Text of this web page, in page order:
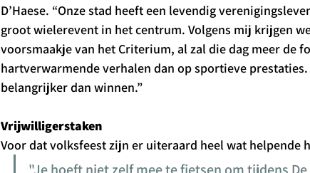
D’Haese. “Onze stad heeft een levendig
groot wielerevent in het centrum. Volgens mij krijgen
voorsmaakje van het Criterium, al zal die dag meer de
hartverwarmende verhalen dan op sportieve prestaties.
belangrijker dan winnen.”
Vrijwilligerstaken
Voor dat volksfeest zijn er uiteraard heel wat helpende
"Je hoeft niet zelf mee te fietsen om tijdens